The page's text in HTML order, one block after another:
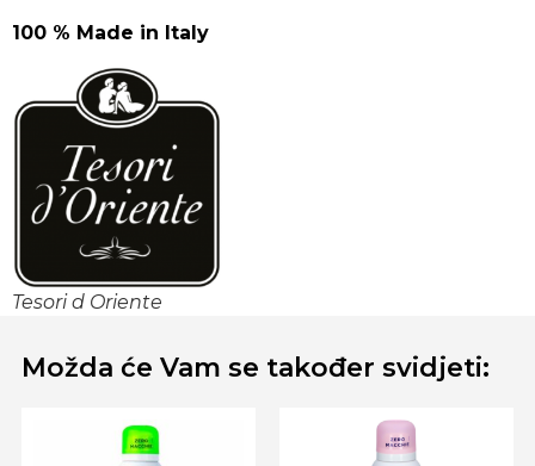
100 % Made in Italy
Tesori d Oriente
Možda će Vam se također svidjeti: